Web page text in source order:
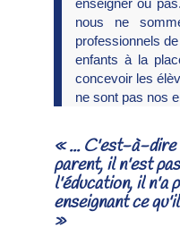
enseigner ou
nous ne
professionnels
enfants à la
concevoir les
ne sont pas nos
« ... C'est-à-dire
parent, il n'est
l'éducation, il n'a
enseignant ce
»